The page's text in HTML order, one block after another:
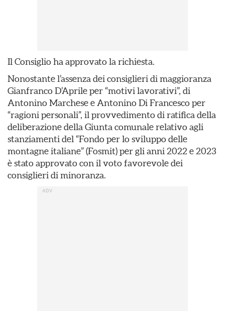
Il Consiglio ha approvato la richiesta.
Nonostante l’assenza dei consiglieri di maggioranza
Gianfranco D’Aprile per “motivi lavorativi”, di
Antonino Marchese e Antonino Di Francesco per
“ragioni personali”, il provvedimento di ratifica della
deliberazione della Giunta comunale relativo agli
stanziamenti del “Fondo per lo sviluppo delle
montagne italiane” (Fosmit) per gli anni 2022 e 2023
è stato approvato con il voto favorevole dei
consiglieri di minoranza.